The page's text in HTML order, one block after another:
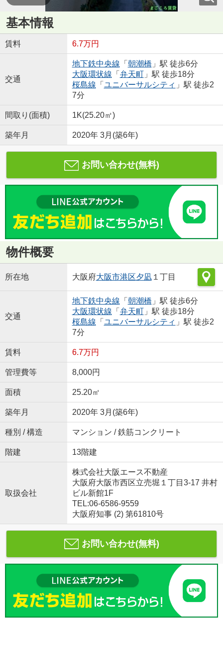
基本情報
賃料 6.7万円
交通
地下鉄中央線 「 朝潮橋 」駅 徒歩6分
大阪環状線 「 弁天町
」駅 徒歩18分
桜島線 「 ユニバーサルシティ 」駅 徒歩2
7分
間取り(面積) 1K(25.20㎡)
築年月 2020年 3月(築6年)
お問い合わせ(無料)
物件概要
所在地 大阪府大阪市港区夕凪１丁目
交通
地下鉄中央線 「 朝潮橋 」駅 徒歩6分
大阪環状線 「 弁天町」駅 徒歩18分
桜島線 「 ユニバーサルシティ 」駅 徒歩2
7分
賃料 6.7万円
管理費等 8,000円
面積 25.20㎡
築年月 2020年 3月(築6年)
種別 / 構造 マンション / 鉄筋コンクリート
階建 13階建
取扱会社
株式会社大阪エース不動産
大阪府大阪市西区立売堀１丁目3-17 井村
ビル新館1F
TEL:06-6586-9559
大阪府知事 (2) 第61810号
お問い合わせ(無料)